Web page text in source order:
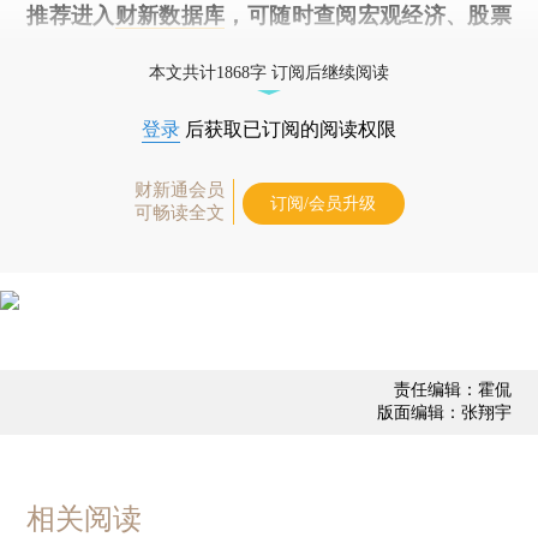
推荐进入 财新数据库 ，可随时查阅宏观经济、股票
本文共计1868字 订阅后继续阅读
登录 后获取已订阅的阅读权限
财新通会员
可畅读全文
订阅/会员升级
责任编辑：霍侃
版面编辑：张翔宇
相关阅读